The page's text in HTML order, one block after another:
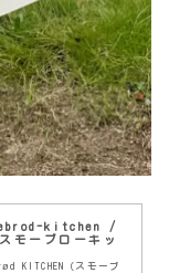
kitchen /
モーブローキッ
KITCHEN（スモーブ